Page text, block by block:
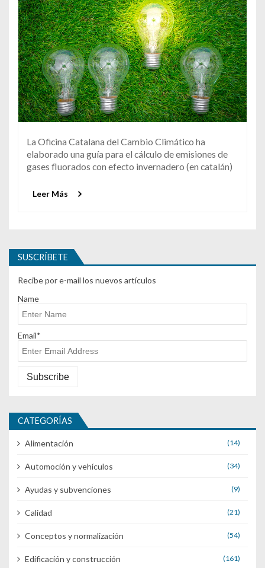
La Oficina Catalana del Cambio Climático ha
elaborado una guía para el cálculo de emisiones de
gases fluorados con efecto invernadero (en catalán)
Leer Más
SUSCRÍBETE
Recibe por e-mail los nuevos artículos
Name
Email*
CATEGORÍAS
Alimentación (14)
Automoción y vehículos (34)
Ayudas y subvenciones (9)
Calidad (21)
Conceptos y normalización (54)
Edificación y construcción (161)